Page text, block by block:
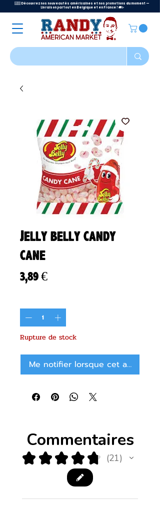
🇺🇸 Découvrez nos nouveautés américaines et nos promotions du moment —
Livraison partout en Belgique et en France ! 🚚✨
Jelly belly candy
cane
3,89 €Prix
Rupture de stock
Me notifier lorsque cet article
Commentaires
★ ★ ★ ★ ★ 21
21